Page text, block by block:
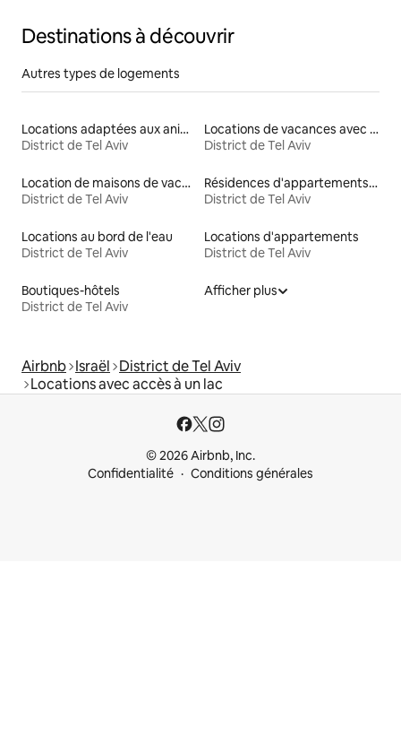
Destinations à découvrir
Autres types de logements
Locations adaptées aux animaux
District de Tel Aviv
Locations de vacances avec piscine
District de Tel Aviv
Location de maisons de vacances
District de Tel Aviv
Résidences d'appartements en location
District de Tel Aviv
Locations au bord de l'eau
District de Tel Aviv
Locations d'appartements
District de Tel Aviv
Boutiques-hôtels
District de Tel Aviv
Afficher plus
Airbnb Israël District de Tel Aviv
Locations avec accès à un lac
© 2026 Airbnb, Inc.
Confidentialité
Conditions générales